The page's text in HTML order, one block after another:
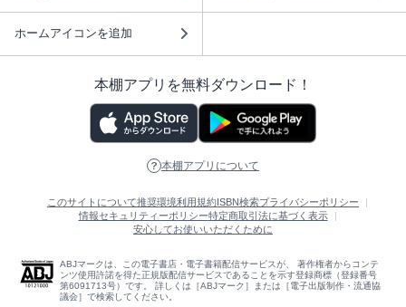
ホームアイコンを追加
本棚アプリを無料ダウンロード！
本棚アプリについて
このサイトについて推奨環境利用規約 ISBN検索プライバシーポリシー
情報セキュリティーポリシー特定商取引法に基づく表示
安心してお使いいただくために
ABJマークは、この電子書店・電子書籍配信サービスが、 著作権者からコンテ
ンツ使用許諾を得た正規版配信サービスであることを示す登録商標（登録番号
第6091713号）です。 詳しくは［ABJマーク］または［電子出版制作・流通協
議会］で検索してください。